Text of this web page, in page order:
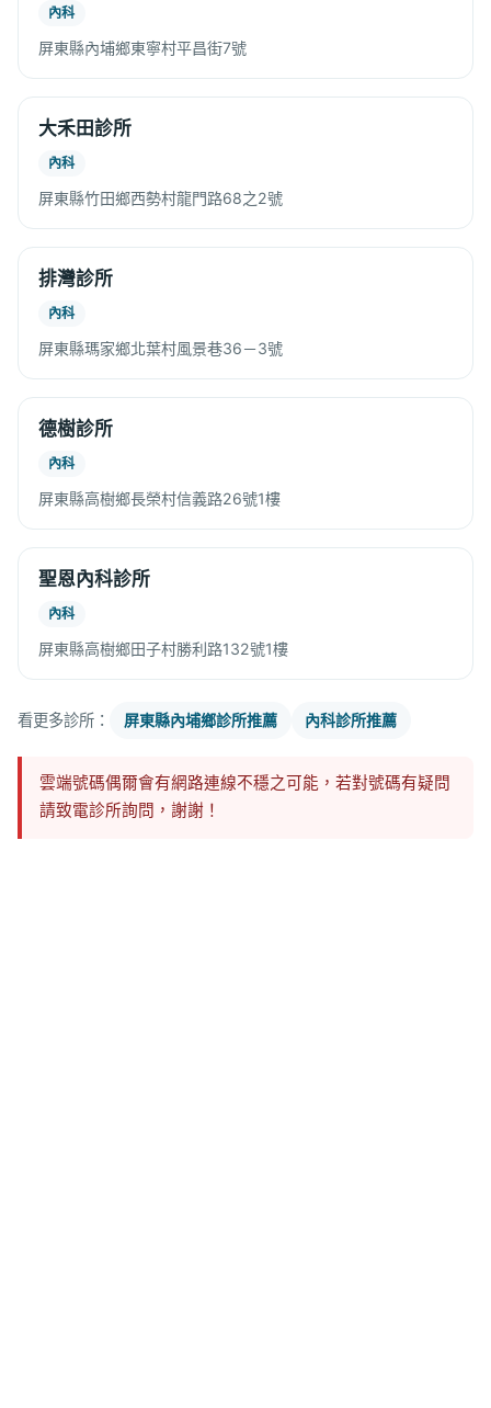
內科
屏東縣內埔鄉東寧村平昌街7號
大禾田診所
內科
屏東縣竹田鄉西勢村龍門路68之2號
排灣診所
內科
屏東縣瑪家鄉北葉村風景巷36－3號
德樹診所
內科
屏東縣高樹鄉長榮村信義路26號1樓
聖恩內科診所
內科
屏東縣高樹鄉田子村勝利路132號1樓
看更多診所： 屏東縣內埔鄉診所推薦 內科診所推薦
雲端號碼偶爾會有網路連線不穩之可能，若對號碼有疑問
請致電診所詢問，謝謝！